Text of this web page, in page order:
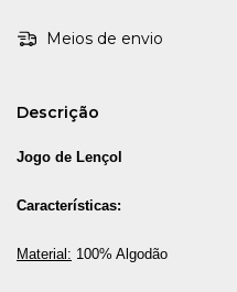
Meios de envio
Descrição
Jogo de Lençol
Características:
Material: 100% Algodão